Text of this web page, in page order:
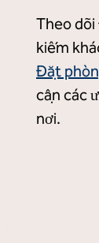
Theo
kiếm
Đặt
cận các
nơi.